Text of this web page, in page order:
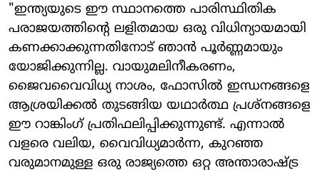
"ഇന്ത്യയുടെ ഈ സ്ഥാനത്തെ പാരിസ്ഥിതിക
പരാജയത്തിന്റെ ലളിതമായ ഒരു വിധിന്യായമായി
കണക്കാക്കുന്നതിനോട് ഞാൻ പൂർണ്ണമായും
യോജിക്കുന്നില്ല. വായുമലിനീകരണം,
ജൈവവൈവിധ്യ നാശം, ഫോസിൽ ഇന്ധനങ്ങളെ
ആശ്രയിക്കൽ തുടങ്ങിയ യഥാർത്ഥ പ്രശ്നങ്ങളെ
ഈ റാങ്കിംഗ് പ്രതിഫലിപ്പിക്കുന്നുണ്ട്. എന്നാൽ
വളരെ വലിയ, വൈവിധ്യമാർന്ന, കുറഞ്ഞ
വരുമാനമുള്ള ഒരു രാജ്യത്തെ ഒറ്റ അന്താരാഷ്ട്ര